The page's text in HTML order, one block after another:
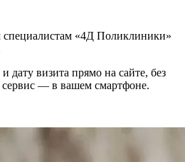
«4Д Поликлиники»
дату визита прямо на сайте, без
— в вашем смартфоне.